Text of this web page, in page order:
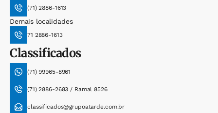
(71) 2886-1613
Demais localidades
71 2886-1613
Classificados
(71) 99965-8961
(71) 2886-2683 / Ramal 8526
classificados@grupoatarde.com.br